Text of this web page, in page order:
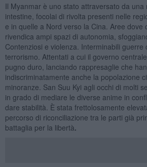
Il Myanmar è uno stato attraversato da una
intestine, focolai di rivolta presenti nelle
e in quelle a Nord verso la Cina. Aree dove
rivendica ampi spazi di autonomia,
Contenziosi e violenza. Interminabili guerre
terrorismo. Attentati a cui il governo
pugno duro, lanciando rappresaglie che
indiscriminatamente anche la popolazione
minoranze. San Suu Kyi agli occhi di molti
in grado di mediare le diverse anime in
dare stabilità. È stata frettolosamente
percorso di riconciliazione tra le parti già
battaglia per la libertà.